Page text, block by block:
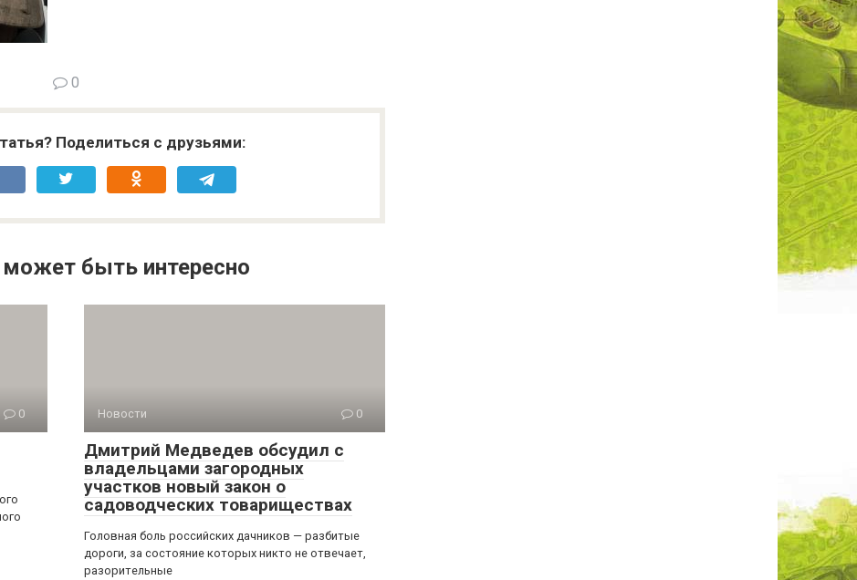
0
Поделиться с друзьями:
быть интересно
0 Новости 0
Дмитрий Медведев обсудил с
владельцами загородных
участков новый закон о
садоводческих товариществах
Головная боль российских дачников — разбитые
дороги, за состояние которых никто не отвечает,
разорительные